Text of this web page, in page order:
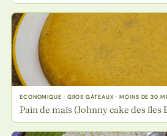
ECONOMIQUE · GROS GÂTEAUX · MOINS DE 30
Pain de maïs (Johnny cake des îles